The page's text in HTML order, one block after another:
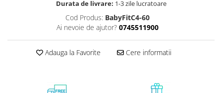
GreenPoint Trade (3 produse)
H3D - O'TOM(2 produse)
Hegron Cosmetics BV (5 produse)
Jack N' Jill (20 produse)
Protectie Anti-Insecte
Sapun Natural Handmade
Scrub de Corp
Durata de livrare: 1-3 zile lucratoare
Cod Produs: BabyFitC4-60
Ai nevoie de ajutor? 0745511900
Adauga la Favorite Cere informatii